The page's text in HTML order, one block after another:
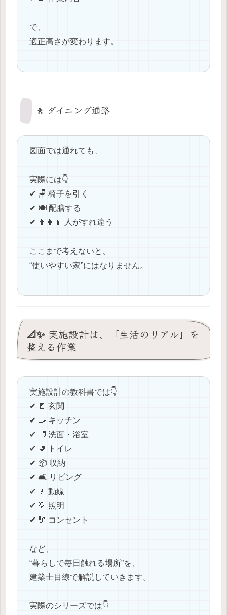
で、
適正高さが変わります。
🚶 ダイニング通路
図面では通れても、
実際には👇
✔ 🪑 椅子を引く
✔ 🍽️ 配膳する
✔ 👨‍👩‍👧 人がすれ違う
ここまで考えないと、
“使いやすい家”にはなりません。
📐✨ 実施設計は、「生活のリアル」を
整える作業
実施設計の教科書では👇
✔ 🚪 玄関
✔ 🍳 キッチン
✔ 🛁 洗面・浴室
✔ 🚽 トイレ
✔ 📦 収納
✔ 🛋️ リビング
✔ 🚶 動線
✔ 💡 照明
✔ 🔌 コンセント
など、
“暮らしで毎日触れる場所”を、
建築士目線で解説していきます。
実際のシリーズでは👇